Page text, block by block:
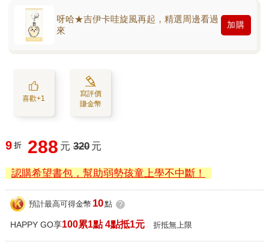
呀哈★吉伊卡哇旋風再起，精選周邊看過
來
加購
喜歡+1
寫評價
賺金幣
9 折 288 元 320 元
認購希望書包，幫助弱勢孩童上學不中斷！
預計最高可得金幣 10點 ?
HAPPY GO享100累1點 4點抵1元 折抵無上限